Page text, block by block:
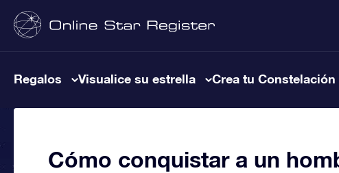
Regalos Visualice su estrella Crea tu Constelación
Cómo conquistar a un